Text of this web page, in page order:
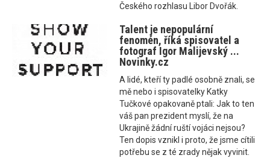
Českého rozhlasu Libor Dvořák.
Talent je nepopulární
fenomén, říká spisovatel a
fotograf Igor Malijevský ...
Novinky.cz
A lidé, kteří ty padlé osobně znali, se
mě nebo i spisovatelky Katky
Tučkové opakovaně ptali: Jak to ten
váš pan prezident myslí, že na
Ukrajině žádní ruští vojáci nejsou?
Ten dopis vznikl i proto, že jsme cítili
potřebu se z té zrady nějak vyvinit.